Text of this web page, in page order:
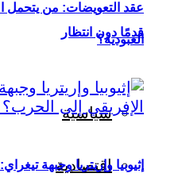
قدمًا دون انتظار
سياسية
اقتصادية
عقد التعويضات: من يتحمل
العبودية؟
إثيوبيا وإريتريا وجبهة